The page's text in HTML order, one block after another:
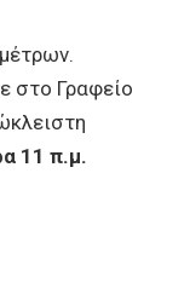
στο Γραφείο
11 π.μ.